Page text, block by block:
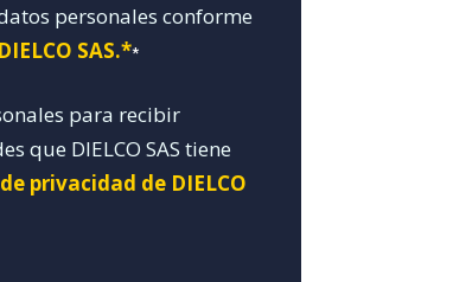
personales conforme
SAS.**
para recibir
que DIELCO SAS tiene
privacidad de DIELCO